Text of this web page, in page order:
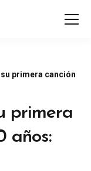
primera canción
primera
años: